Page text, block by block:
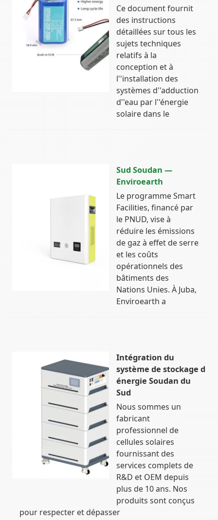
Ce document fournit
des instructions
détaillées sur tous les
sujets techniques
relatifs à la
conception et à
l''installation des
systèmes d''adduction
d''eau par l''énergie
solaire dans le
Sud Soudan —
Enviroearth
Le programme Smart
Facilities, financé par
le PNUD, vise à
réduire les émissions
de gaz à effet de serre
et les coûts
opérationnels des
bâtiments des
Nations Unies. À Juba,
Enviroearth a
Intégration du
système de stockage d
énergie Soudan du
Sud
Nous sommes un
fabricant
professionnel de
cellules solaires
fournissant des
services complets de
R&D et OEM depuis
plus de 10 ans. Nos
produits sont conçus
pour respecter et dépasser